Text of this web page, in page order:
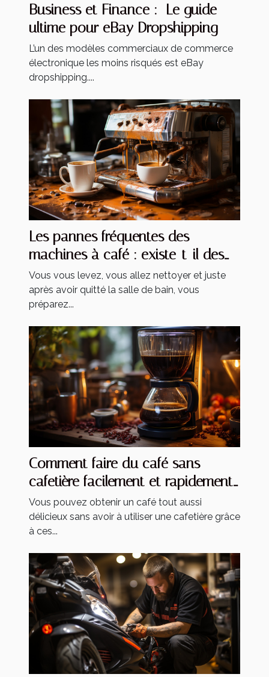
Business et Finance : Le guide
ultime pour eBay Dropshipping
L’un des modèles commerciaux de commerce
électronique les moins risqués est eBay
dropshipping....
Les pannes fréquentes des
machines à café : existe-t-il des
solutions ?
Vous vous levez, vous allez nettoyer et juste
après avoir quitté la salle de bain, vous
préparez...
Comment faire du café sans
cafetière facilement et rapidement
?
Vous pouvez obtenir un café tout aussi
délicieux sans avoir à utiliser une cafetière grâce
à ces...